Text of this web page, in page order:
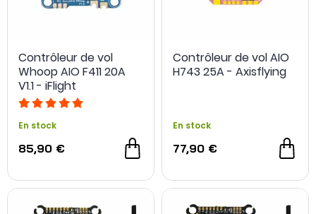
Contrôleur de vol
Whoop AIO F411 20A
V1.1 - iFlight
En stock
85,90 €
Contrôleur de vol AIO
H743 25A - Axisflying
En stock
77,90 €